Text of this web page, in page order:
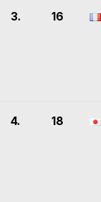
3. 16
4. 18